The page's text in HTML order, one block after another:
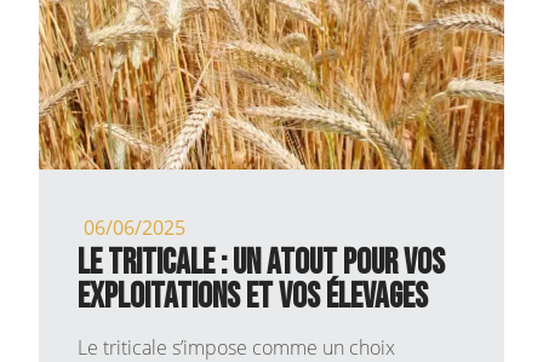
06/06/2025
Le triticale : un atout pour vos
exploitations et vos élevages
Le triticale s’impose comme un choix